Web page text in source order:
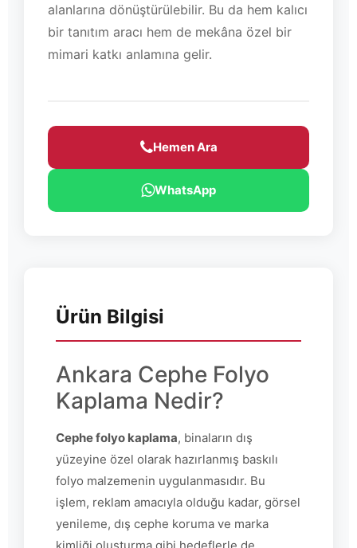
alanlarına dönüştürülebilir. Bu da hem kalıcı
bir tanıtım aracı hem de mekâna özel bir
mimari katkı anlamına gelir.
Hemen Ara
WhatsApp
Ürün Bilgisi
Ankara Cephe Folyo
Kaplama Nedir?
Cephe folyo kaplama, binaların dış
yüzeyine özel olarak hazırlanmış baskılı
folyo malzemenin uygulanmasıdır. Bu
işlem, reklam amacıyla olduğu kadar, görsel
yenileme, dış cephe koruma ve marka